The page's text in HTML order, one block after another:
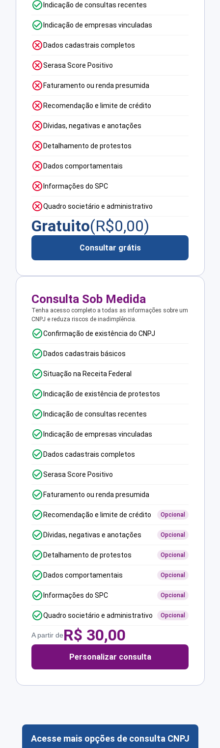
Indicação de consultas recentes
Indicação de empresas vinculadas
Dados cadastrais completos
Serasa Score Positivo
Faturamento ou renda presumida
Recomendação e limite de crédito
Dívidas, negativas e anotações
Detalhamento de protestos
Dados comportamentais
Informações do SPC
Quadro societário e administrativo
Gratuito(R$0,00)
Consultar grátis
Consulta Sob Medida
Tenha acesso completo a todas as informações sobre um
CNPJ e reduza riscos de inadimplência.
Confirmação de existência do CNPJ
Dados cadastrais básicos
Situação na Receita Federal
Indicação de existência de protestos
Indicação de consultas recentes
Indicação de empresas vinculadas
Dados cadastrais completos
Serasa Score Positivo
Faturamento ou renda presumida
Recomendação e limite de crédito Opcional
Dívidas, negativas e anotações Opcional
Detalhamento de protestos Opcional
Dados comportamentais Opcional
Informações do SPC Opcional
Quadro societário e administrativo Opcional
A partir deR$ 30,00
Personalizar consulta
Acesse mais opções de consulta CNPJ